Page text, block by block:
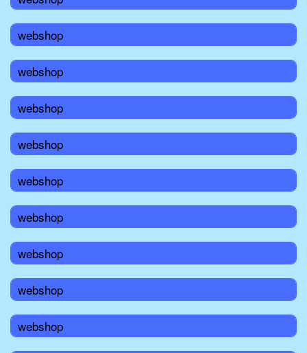
webshop
webshop
webshop
webshop
webshop
webshop
webshop
webshop
webshop